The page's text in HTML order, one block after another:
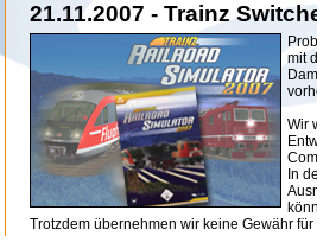
21.11.2007 - Trainz
mit
Wir
In
Trotzdem übernehmen wir keine Gewähr